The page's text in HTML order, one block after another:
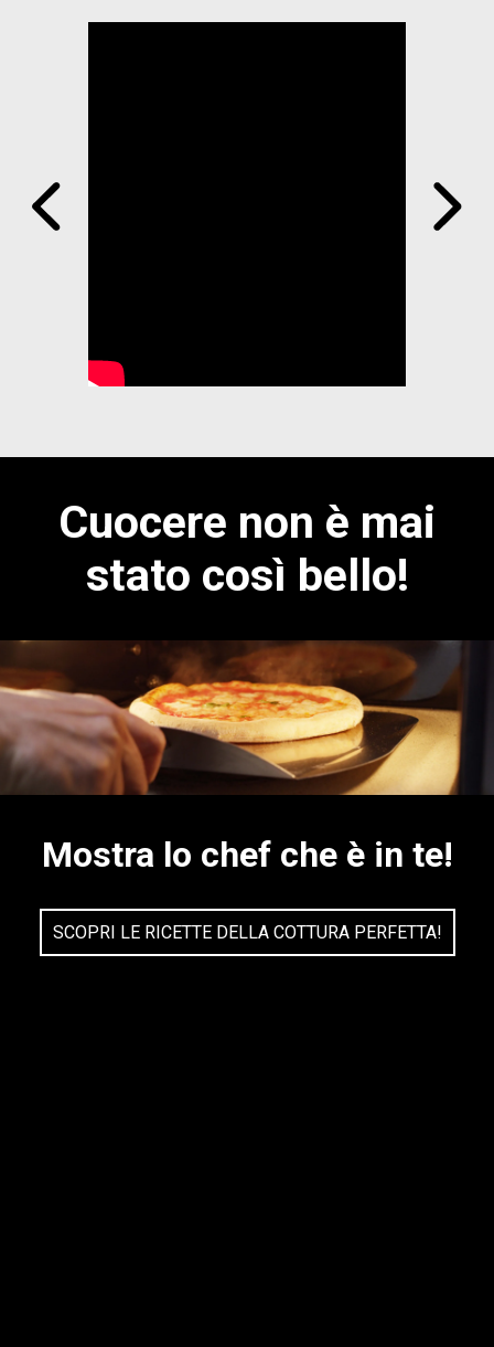
Cuocere non è mai
stato così bello!
Mostra lo chef che è in te!
SCOPRI LE RICETTE DELLA COTTURA PERFETTA!